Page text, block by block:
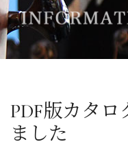
PDF版カタ
ました